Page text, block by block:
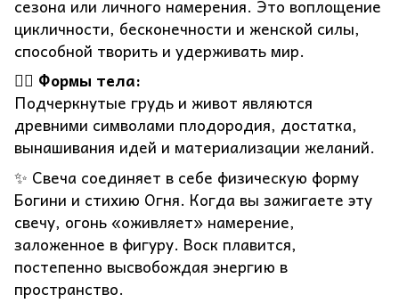
сезона или личного намерения. Это воплощение
цикличности, бесконечности и женской силы,
способной творить и удерживать мир.
🧘‍♀️ Формы тела:
Подчеркнутые грудь и живот являются
древними символами плодородия, достатка,
вынашивания идей и материализации желаний.
✨ Свеча соединяет в себе физическую форму
Богини и стихию Огня. Когда вы зажигаете эту
свечу, огонь «оживляет» намерение,
заложенное в фигуру. Воск плавится,
постепенно высвобождая энергию в
пространство.